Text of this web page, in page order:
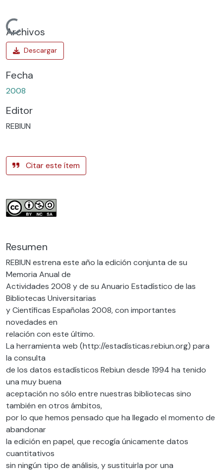
Cargando...
Archivos
Fecha
2008
Editor
REBIUN
Citar este ítem
Resumen
REBIUN estrena este año la edición conjunta de su
Memoria Anual de
Actividades 2008 y de su Anuario Estadístico de las
Bibliotecas Universitarias
y Científicas Españolas 2008, con importantes
novedades en
relación con este último.
La herramienta web (http://estadísticas.rebiun.org) para
la consulta
de los datos estadísticos Rebiun desde 1994 ha tenido
una muy buena
aceptación no sólo entre nuestras bibliotecas sino
también en otros ámbitos,
por lo que hemos pensado que ha llegado el momento de
abandonar
la edición en papel, que recogía únicamente datos
cuantitativos
sin ningún tipo de análisis, y sustituirla por una